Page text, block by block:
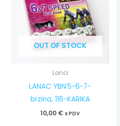
OUT OF STOCK
Lanci
LANAC YBN’5-6-7-
brzina, 116-KARIKA
10,00 € s PDV